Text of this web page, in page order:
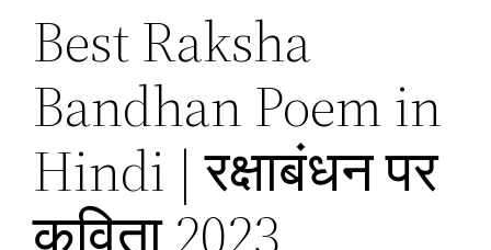
Best Raksha
Bandhan Poem in
Hindi | रक्षाबंधन पर